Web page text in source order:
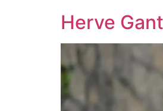
Herve